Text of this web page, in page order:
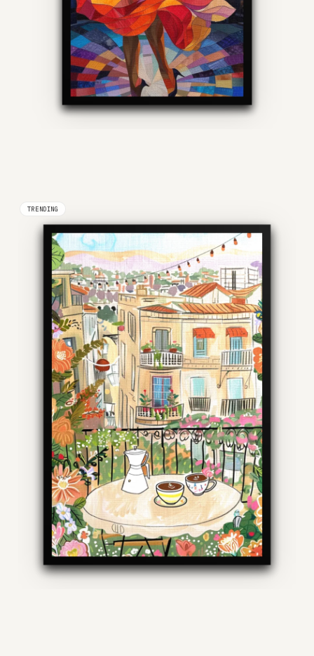
TRENDING